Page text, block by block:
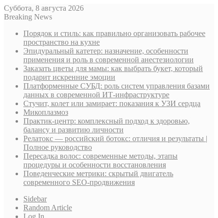
Суббота, 8 августа 2026
Breaking News
Порядок и стиль: как правильно организовать рабочее
пространство на кухне
Эпидуральный катетер: назначение, особенности
применения и роль в современной анестезиологии
Заказать цветы для мамы: как выбрать букет, который
подарит искренние эмоции
Платформенные СУБД: роль систем управления базами
данных в современной ИТ-инфраструктуре
Стучит, колет или замирает: показания к УЗИ сердца
Микоплазмоз
Практик-центр: комплексный подход к здоровью,
балансу и развитию личности
Релатокс — российский ботокс: отличия и результаты |
Полное руководство
Пересадка волос: современные методы, этапы
процедуры и особенности восстановления
Поведенческие метрики: скрытый двигатель
современного SEO-продвижения
Sidebar
Random Article
Log In